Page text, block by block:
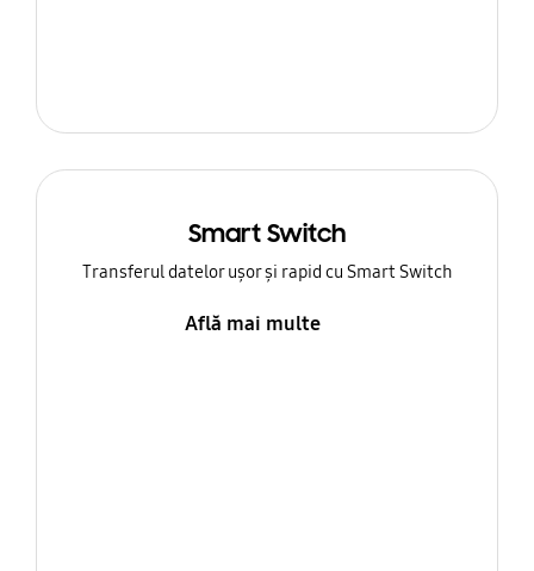
Smart Switch
Transferul datelor ușor și rapid cu Smart Switch
Află mai multe